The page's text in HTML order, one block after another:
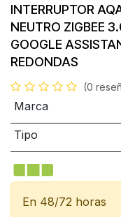
INTERRUPTOR
NEUTRO ZIGBEE
GOOGLE
REDONDAS
(0
Marca
Tipo
En 48/72 horas